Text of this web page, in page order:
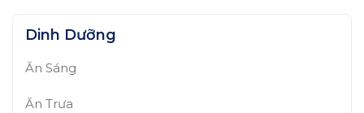
Dinh Dưỡng
Ăn Sáng
Ăn Trưa